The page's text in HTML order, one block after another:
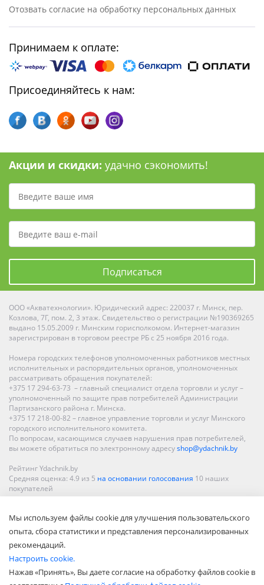
Отозвать согласие на обработку персональных данных
Принимаем к оплате:
Присоединяйтесь к нам:
Акции и скидки: удачно сэкономить!
Подписаться
ООО «Акватехнологии». Юридический адрес: 220037 г. Минск, пер.
Козлова, 7Г, пом. 2, 3 этаж. Свидетельство о регистрации №190369265
выдано 15.05.2009 г. Минским горисполкомом. Интернет-магазин
зарегистрирован в торговом реестре РБ с 25 ноября 2016 года.
Номера городских телефонов уполномоченных работников местных
исполнительных и распорядительных органов, уполномоченных
рассматривать обращения покупателей:
+375 17 294-63-73 – главный специалист отдела торговли и услуг –
уполномоченный по защите прав потребителей Администрации
Партизанского района г. Минска.
+375 17 218-00-82 – главное управление торговли и услуг Минского
городского исполнительного комитета.
По вопросам, касающимся случаев нарушения прав потребителей,
вы можете обратиться по электронному адресуshop@ydachnik.by
Рейтинг Ydachnik.by
Средняя оценка: 4.9 из 5 на основании голосования 10 наших
покупателей
Гродно, Могилеве, Бобруйске, Барановичах, Молодечно,
Новополоцке, Пинске, Солигорске. При заказе в интернет-магазине
доставка осуществляется по всей Беларуси.
Мы используем файлы cookie для улучшения пользовательского
опыта, сбора статистики и представления персонализированных
рекомендаций.
Настроить cookie.
Нажав «Принять», Вы даете согласие на обработку файлов cookie в